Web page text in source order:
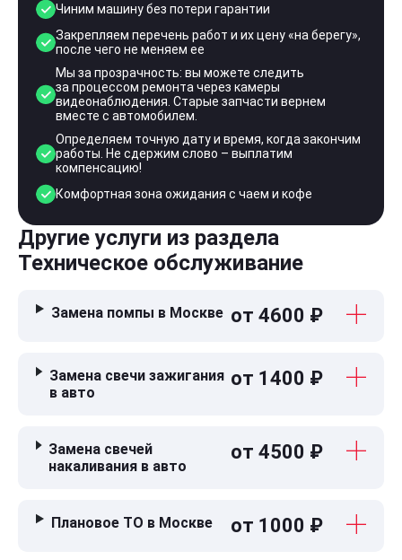
Чиним машину без потери гарантии
Закрепляем перечень работ и их цену «на берегу»,
после чего не меняем ее
Мы за прозрачность: вы можете следить
за процессом ремонта через камеры
видеонаблюдения. Старые запчасти вернем
вместе с автомобилем.
Определяем точную дату и время, когда закончим
работы. Не сдержим слово – выплатим
компенсацию!
Комфортная зона ожидания с чаем и кофе
Другие услуги из раздела
Техническое обслуживание
Замена помпы в Москве от 4600 ₽
Замена свечи зажигания
в авто
от 1400 ₽
Замена свечей
накаливания в авто
от 4500 ₽
Плановое ТО в Москве от 1000 ₽